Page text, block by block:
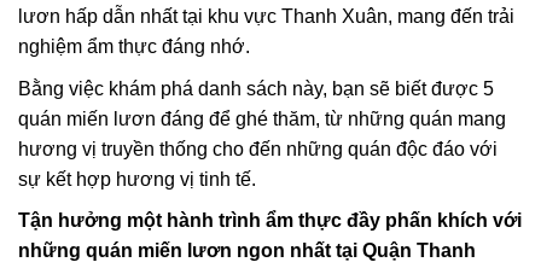
lươn hấp dẫn nhất tại khu vực Thanh Xuân, mang đến trải
nghiệm ẩm thực đáng nhớ.
Bằng việc khám phá danh sách này, bạn sẽ biết được 5
quán miến lươn đáng để ghé thăm, từ những quán mang
hương vị truyền thống cho đến những quán độc đáo với
sự kết hợp hương vị tinh tế.
Tận hưởng một hành trình ẩm thực đầy phấn khích với
những quán miến lươn ngon nhất tại Quận Thanh